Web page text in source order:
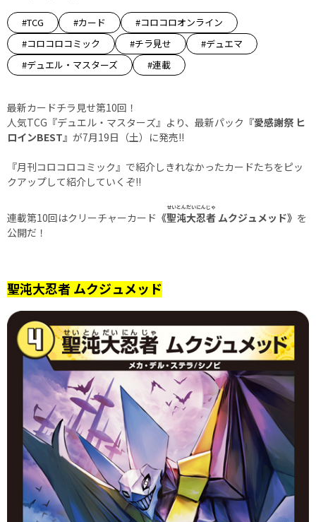
#TCG #カード
#コロコロオンライン
#コロコロコミック
#チラ見せ
#デュエマ
#デュエル・マスターズ
#連載
最新カードチラ見せ第10回！
人気TCG『デュエル・マスターズ』より、最新パック 『愛感謝祭 ヒ
ロインBEST』 が7月19日（土）に発売!!
『月刊コロコロコミック』で紹介しきれなかったカードたちをピッ
クアップして紹介していくぞ!!
連載第10回はクリーチャーカード 《聖沌大忍者
せいとんだいにんじゃ
ムクジュメッド》 を
公開だ！
聖沌大忍者 ムクジュメッド